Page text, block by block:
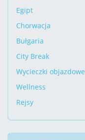
Egipt
Chorwacja
Bułgaria
City Break
Wycieczki objazdowe
Wellness
Rejsy